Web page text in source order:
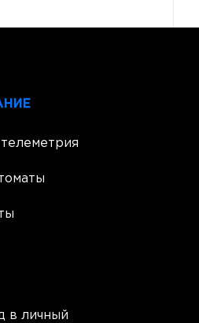
в личный